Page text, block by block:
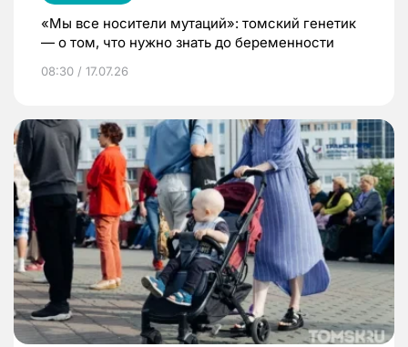
«Мы все носители мутаций»: томский генетик
— о том, что нужно знать до беременности
08:30 / 17.07.26